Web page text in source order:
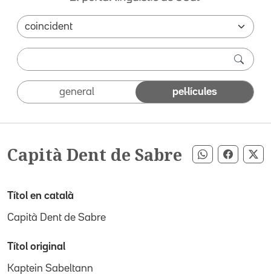
general pel·lícules
Capità Dent de Sabre Compartir
Títol en català
Capità Dent de Sabre
Títol original
Kaptein Sabeltann